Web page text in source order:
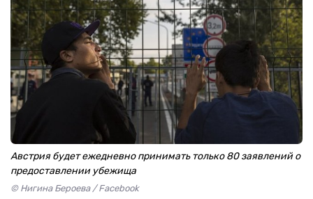
Австрия будет ежедневно принимать только 80 заявлений о
предоставлении убежища
© Нигина Бероева / Facebook